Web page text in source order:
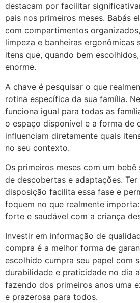
destacam por facilitar
pais nos primeiros meses. Babás
com compartimentos
limpeza e banheiras ergonômicas
itens que, quando bem
enorme.
A chave é pesquisar o que
rotina específica da sua família.
funciona igual para todas as
o espaço disponível e a forma de
influenciam diretamente quais
no seu contexto.
Os primeiros meses com um
de descobertas e adaptações.
disposição facilita essa fase e
foquem no que realmente
forte e saudável com a criança
Investir em informação de
compra é a melhor forma de
escolhido cumpra seu papel com
durabilidade e praticidade no dia
fazendo dos primeiros anos uma
e prazerosa para todos.